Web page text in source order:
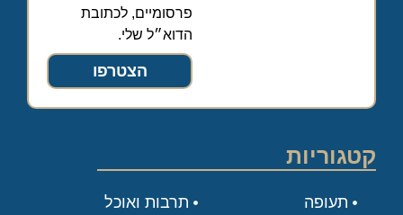
פרסומיים, לכתובת
הדוא״ל שלי.
הצטרפו
קטגוריות
תעופה
תרבות ואוכל